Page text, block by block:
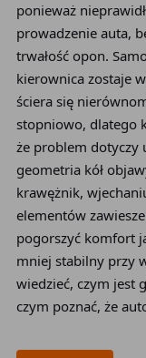
ponieważ
prowadzenie auta,
trwałość opon.
kierownica zostaje
ściera się
stopniowo, dlatego
że problem dotyczy
geometria kół
krawężnik,
elementów
pogorszyć komfort
mniej stabilny przy
wiedzieć, czym jest
czym poznać, że